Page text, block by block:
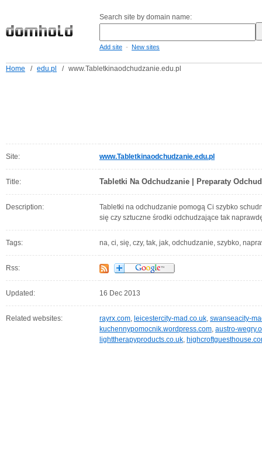
Search site by domain name:
Add site - New sites
Home / edu.pl / www.Tabletkinaodchudzanie.edu.pl
Site: www.Tabletkinaodchudzanie.edu.pl
Title: Tabletki Na Odchudzanie | Preparaty
Description:
Tabletki na odchudzanie pomogą Ci szybko
się czy sztuczne środki odchudzające tak
Tags: na, ci, się, czy, tak, jak, odchudzanie, szybko,
Rss:
Updated: 16 Dec 2013
Related websites: rayrx.com, leicestercity-mad.co.uk, swanseacity-
kuchennypomocnik.wordpress.com, austro-
lighttherapyproducts.co.uk,